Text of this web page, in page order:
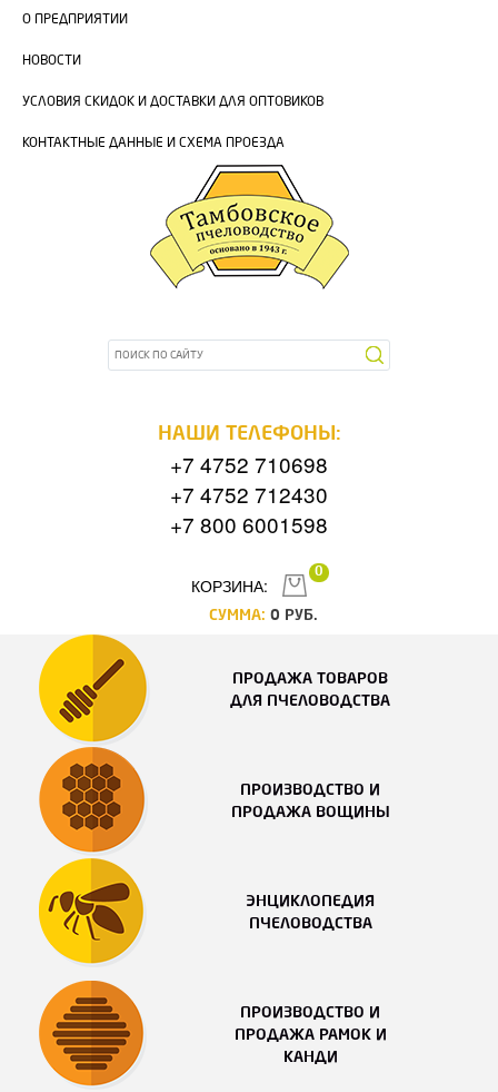
О ПРЕДПРИЯТИИ
НОВОСТИ
УСЛОВИЯ СКИДОК И ДОСТАВКИ ДЛЯ ОПТОВИКОВ
КОНТАКТНЫЕ ДАННЫЕ И СХЕМА ПРОЕЗДА
НАШИ ТЕЛЕФОНЫ:
+7 4752 710698
+7 4752 712430
+7 800 6001598
КОРЗИНА:
0
СУММА: 0 РУБ.
ПРОДАЖА ТОВАРОВ
ДЛЯ ПЧЕЛОВОДСТВА
ПРОИЗВОДСТВО И
ПРОДАЖА ВОЩИНЫ
ЭНЦИКЛОПЕДИЯ
ПЧЕЛОВОДСТВА
ПРОИЗВОДСТВО И
ПРОДАЖА РАМОК И
КАНДИ